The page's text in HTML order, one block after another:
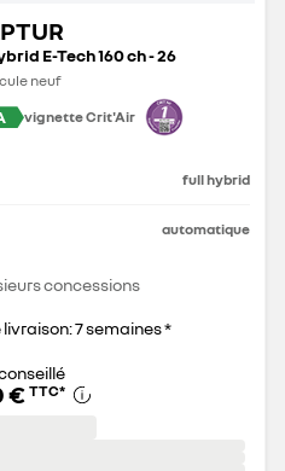
E-Tech 160 ch - 26
neuf
vignette Crit'Air
full hybrid
automatique
concessions
7 semaines *
€ TTC*